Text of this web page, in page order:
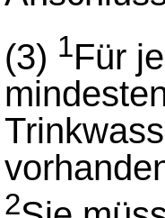
(3) 1Für
2